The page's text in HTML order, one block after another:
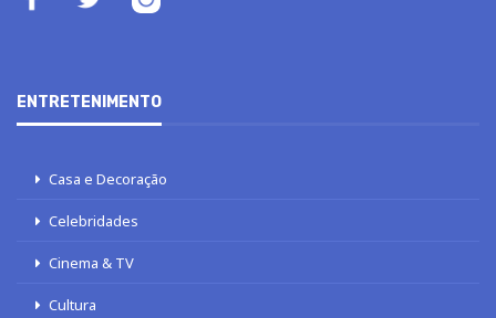
ENTRETENIMENTO
Casa e Decoração
Celebridades
Cinema & TV
Cultura